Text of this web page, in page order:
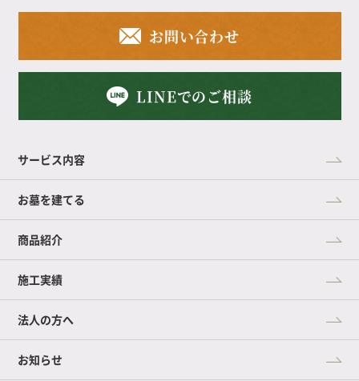
サービス内容
お墓を建てる
商品紹介
施工実績
法人の方へ
お知らせ
お問い合わせ
LINEでのご相談